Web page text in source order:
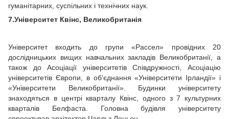
гуманітарних, суспільних і технічних наук.
7.Університет Квінс, Великобританія
Університет входить до групи «Рассел» провідних 20
дослідницьких вищих навчальних закладів Великобританії, а
також до Асоціації університетів Співдружності, Асоціацію
університетів Європи, в об’єднання «Університети Ірландії» і
«Університети Великобританії». Будинки університету
знаходяться в центрі кварталу Квінс, одного з 7 культурних
кварталів Белфаста. Головна будівля університету